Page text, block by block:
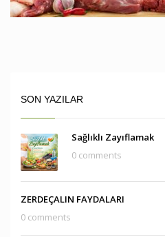
SON YAZILAR
Sağlıklı Zayıflamak
0 comments
ZERDEÇALIN FAYDALARI
0 comments